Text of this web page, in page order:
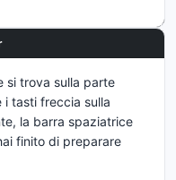
si trova sulla parte
i tasti freccia sulla
la barra spaziatrice
finito di preparare